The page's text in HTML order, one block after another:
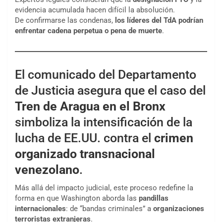
evidencia acumulada hacen difícil la absolución.
De confirmarse las condenas, los líderes del TdA podrían
enfrentar cadena perpetua o pena de muerte.
El comunicado del Departamento
de Justicia asegura que el caso del
Tren de Aragua en el Bronx
simboliza la intensificación de la
lucha de EE.UU. contra el crimen
organizado transnacional
venezolano.
Más allá del impacto judicial, este proceso redefine la
forma en que Washington aborda las pandillas
internacionales: de “bandas criminales” a organizaciones
terroristas extranjeras.